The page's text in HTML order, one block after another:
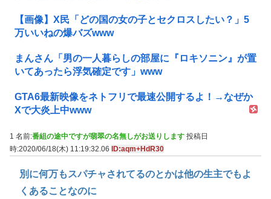
【画像】X民「どの国の女の子とセクロスしたい？」5
万いいねの爆バズwww
まんさん「男の一人暮らしの部屋に『ロキソニン』が置
いてあったら浮気確定です」www
GTA6最新映像をネトフリで最速公開するよ！→なぜか
Xで大炎上中www
1 名前:番組の途中ですが翡翠の名無しがお送りします 投稿日
時:2020/06/18(木) 11:19:32.06
ID:aqm+HdR30
別に何万もスパチャされてるのとかは他の生主でもよ
くあることなのに